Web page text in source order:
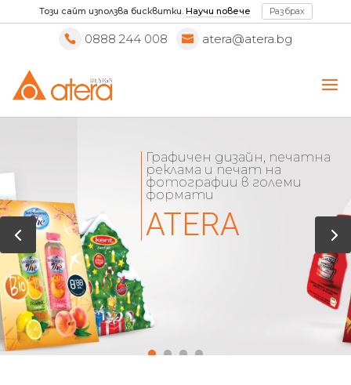
0888 244 008 atera@atera.bg
Графичен дизайн, печатна
реклама и печат на
фотографии в големи
формати
ATERA
Този сайт използва бисквитки. Научи повече Разбрах